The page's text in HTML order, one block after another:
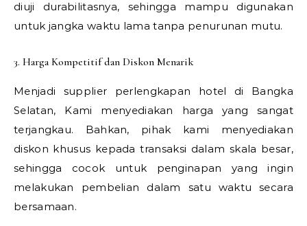
diuji durabilitasnya, sehingga mampu digunakan
untuk jangka waktu lama tanpa penurunan mutu.
3. Harga Kompetitif dan Diskon Menarik
Menjadi supplier perlengkapan hotel di Bangka
Selatan, Kami menyediakan harga yang sangat
terjangkau. Bahkan, pihak kami menyediakan
diskon khusus kepada transaksi dalam skala besar,
sehingga cocok untuk penginapan yang ingin
melakukan pembelian dalam satu waktu secara
bersamaan.